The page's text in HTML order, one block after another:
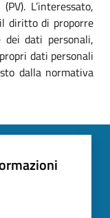
L’interessato,
diritto di proporre
dati personali,
dati personali
dalla normativa